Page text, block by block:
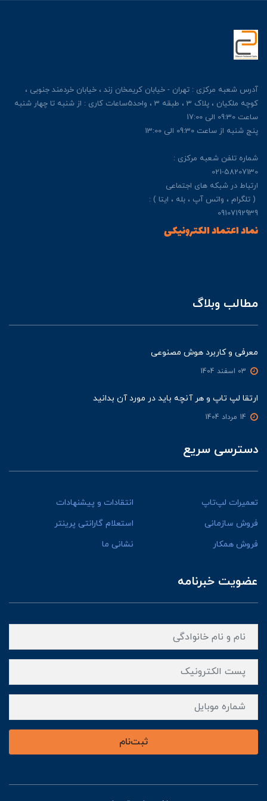
آدرس شعبه مرکزی : تهران - خیابان کریمخان زند ، خیابان خردمند جنوبی ،
کوچه ملکیان ، پلاک 3 ، طبقه 3 ، واحد5ساعات کاری : از شنبه تا چهار شنبه
ساعت 09:30 الی 17:00
پنج شنبه از ساعت 09:30 الی 13:00
شماره تلفن شعبه مرکزی :
021-58207130
ارتباط در شبکه های اجتماعی
( تلگرام ، واتس آپ ، بله ، ایتا ) :
09107192939
نماد اعتماد الکترونیکی
مطالب وبلاگ
معرفی و کاربرد هوش مصنوعی
ارتقا لپ تاپ و هر آنچه باید در مورد آن بدانید
دسترسی سریع
تعمیرات لپ‌تاپ
انتقادات و پیشنهادات
فروش سازمانی
استعلام گارانتی پرینتر
فروش همکار
نشانی ما
عضویت خبرنامه
ثبت‌نام